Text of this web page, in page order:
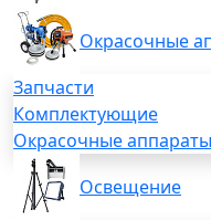
Окрасочные
Запчасти
Комплектующие
Окрасочные аппараты
Освещение